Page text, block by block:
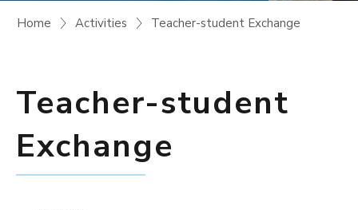
Home Activities Teacher-student Exchange
Teacher-student
Exchange